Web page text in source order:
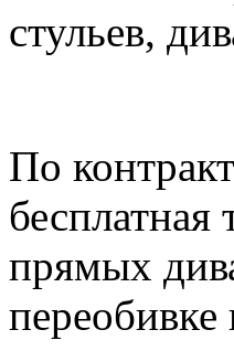
стульев,
По
прямых